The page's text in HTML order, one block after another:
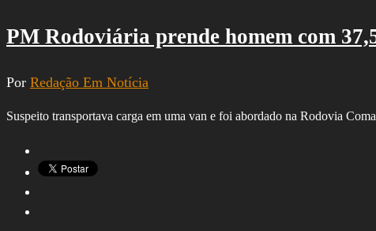
PM Rodoviária prende homem com
Por Redação Em Notícia
Suspeito transportava carga em uma van e foi abordado na Rodovia